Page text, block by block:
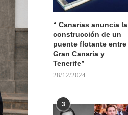
“ Canarias anuncia la
construcción de un
puente flotante entre
Gran Canaria y
Tenerife”
28/12/2024
3